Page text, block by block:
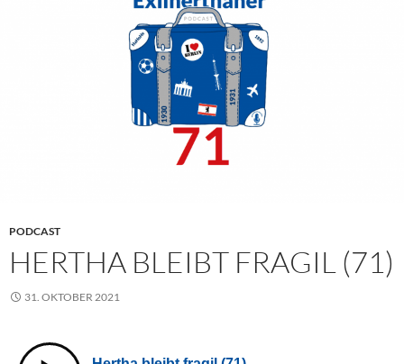
PODCAST
HERTHA BLEIBT FRAGIL (71)
31. OKTOBER 2021